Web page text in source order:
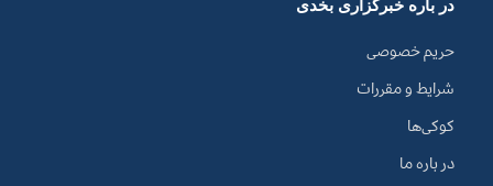
در باره خبرگزاری بخدی
حریم خصوصی
شرایط و مقررات
کوکی‌ها
در باره ما